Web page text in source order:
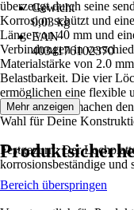
Gewicht
0,03 kg
EAN
4034176102370
überzeugt durch seine
Korrosion schützt und
Länge von 40 mm und
Verbindungen in
Materialstärke von 2.0
Belastbarkeit. Die vier
ermöglichen eine flexible
Eigenschaften machen
Wahl für Deine
Festgezurrt: Der
korrosionsbeständige
Mehr anzeigen
Bereich überspringen